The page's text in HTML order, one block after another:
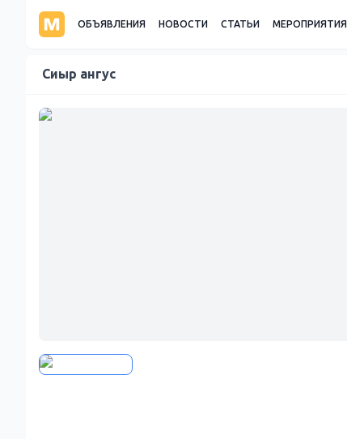
ОБЪЯВЛЕНИЯ НОВОСТИ СТАТЬИ МЕРОПРИЯТИЯ
Сиыр ангус